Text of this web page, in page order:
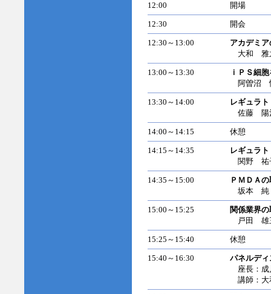
12:00 開場
12:30 開会
12:30～13:00
アカデミ
大和 雅
13:00～13:30
ｉＰＳ細
阿曽沼
13:30～14:00
レギュラ
佐藤 陽
14:00～14:15 休憩
14:15～14:35
レギュラ
関野 祐
14:35～15:00
ＰＭＤＡ
坂本 純
15:00～15:25
関係業界の
戸田 雄
15:25～15:40 休憩
15:40～16:30
パネルデ
座長：成
講師：大